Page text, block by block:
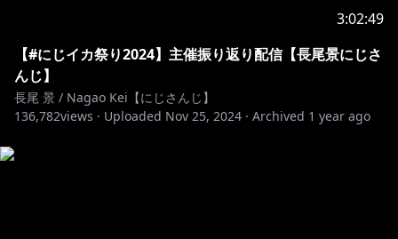
3:02:49
【#にじイカ祭り2024】主催振り返り配信【長尾景にじさ
んじ】
長尾 景 / Nagao Kei【にじさんじ】
136,782views · Uploaded Nov 25, 2024 · Archived 1 year ago